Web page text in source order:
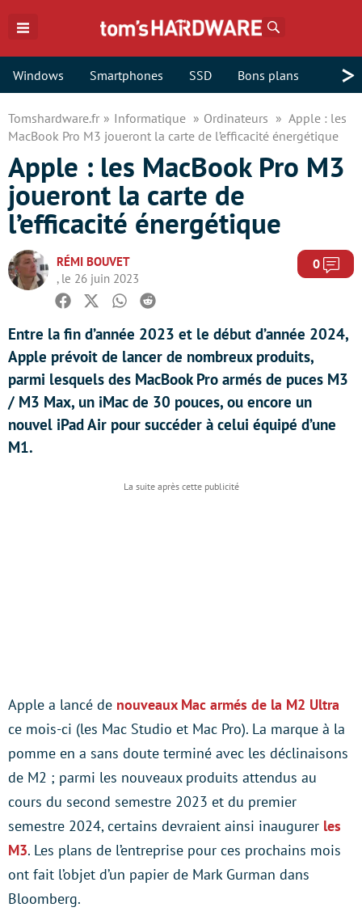
Windows Smartphones SSD Bons plans >
Tomshardware.fr Informatique Ordinateurs
Apple : les
MacBook Pro M3 joueront la carte de l’efficacité énergétique
Apple : les MacBook Pro M3
joueront la carte de
l’efficacité énergétique
RÉMI BOUVET
, le 26 juin 2023
0
Facebook
TwitterWhatsapp
Reddit
Entre la fin d’année 2023 et le début d’année 2024,
Apple prévoit de lancer de nombreux produits,
parmi lesquels des MacBook Pro armés de puces M3
/ M3 Max, un iMac de 30 pouces, ou encore un
nouvel iPad Air pour succéder à celui équipé d’une
M1.
Apple a lancé de nouveaux Mac armés de la M2 Ultra
ce mois-ci (les Mac Studio et Mac Pro). La marque à la
pomme en a sans doute terminé avec les déclinaisons
de M2 ; parmi les nouveaux produits attendus au
cours du second semestre 2023 et du premier
semestre 2024, certains devraient ainsi inaugurer les
M3. Les plans de l’entreprise pour ces prochains mois
ont fait l’objet d’un papier de Mark Gurman dans
Bloomberg.